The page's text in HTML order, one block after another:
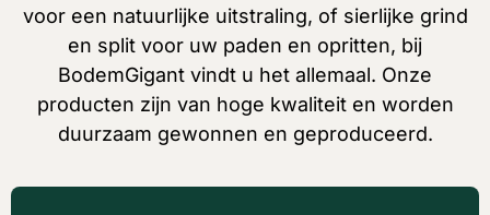
voor een natuurlijke uitstraling, of sierlijke grind
en split voor uw paden en opritten, bij
BodemGigant vindt u het allemaal. Onze
producten zijn van hoge kwaliteit en worden
duurzaam gewonnen en geproduceerd.